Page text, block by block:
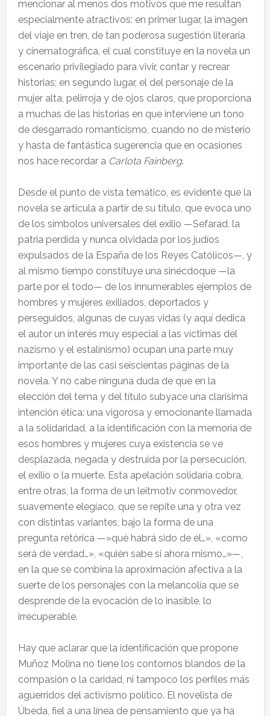
mencionar al menos dos motivos que me resultan
especialmente atractivos: en primer lugar, la imagen
del viaje en tren, de tan poderosa sugestión literaria
y cinematográfica, el cual constituye en la novela un
escenario privilegiado para vivir, contar y recrear
historias; en segundo lugar, el del personaje de la
mujer alta, pelirroja y de ojos claros, que proporciona
a muchas de las historias en que interviene un tono
de desgarrado romanticismo, cuando no de misterio
y hasta de fantástica sugerencia que en ocasiones
nos hace recordar a Carlota Fainberg.
Desde el punto de vista temático, es evidente que la
novela se articula a partir de su título, que evoca uno
de los símbolos universales del exilio —Sefarad, la
patria perdida y nunca olvidada por los judíos
expulsados de la España de los Reyes Católicos—, y
al mismo tiempo constituye una sinécdoque —la
parte por el todo— de los innumerables ejemplos de
hombres y mujeres exiliados, deportados y
perseguidos, algunas de cuyas vidas (y aquí dedica
el autor un interés muy especial a las víctimas del
nazismo y el estalinismo) ocupan una parte muy
importante de las casi seiscientas páginas de la
novela. Y no cabe ninguna duda de que en la
elección del tema y del título subyace una clarísima
intención ética: una vigorosa y emocionante llamada
a la solidaridad, a la identificación con la memoria de
esos hombres y mujeres cuya existencia se ve
desplazada, negada y destruida por la persecución,
el exilio o la muerte. Esta apelación solidaria cobra,
entre otras, la forma de un leitmotiv conmovedor,
suavemente elegíaco, que se repite una y otra vez
con distintas variantes, bajo la forma de una
pregunta retórica —»qué habrá sido de él…», «como
será de verdad…», «quién sabe si ahora mismo…»—,
en la que se combina la aproximación afectiva a la
suerte de los personajes con la melancolía que se
desprende de la evocación de lo inasible, lo
irrecuperable.
Hay que aclarar que la identificación que propone
Muñoz Molina no tiene los contornos blandos de la
compasión o la caridad, ni tampoco los perfiles más
aguerridos del activismo político. El novelista de
Úbeda, fiel a una línea de pensamiento que ya ha